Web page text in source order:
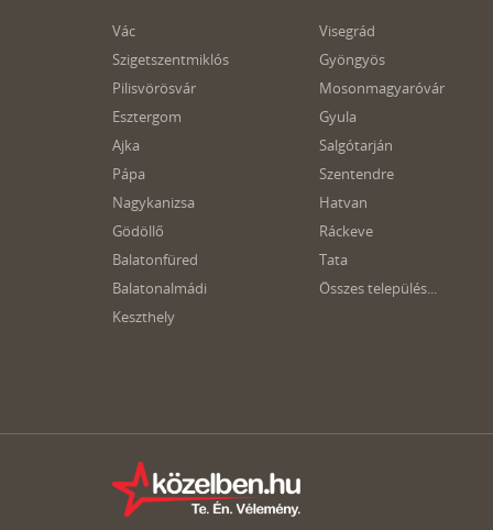
Vác
Szigetszentmiklós
Pilisvörösvár
Esztergom
Ajka
Pápa
Nagykanizsa
Gödöllő
Balatonfüred
Balatonalmádi
Keszthely
Visegrád
Gyöngyös
Mosonmagyaróvár
Gyula
Salgótarján
Szentendre
Hatvan
Ráckeve
Tata
Összes település...